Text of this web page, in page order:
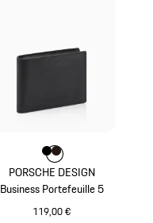
PORSCHE DESIGN
Business Portefeuille 5
119,00 €
Couleur
Couleur
Couleur